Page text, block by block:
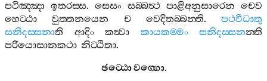
පටිඤ‍්ඤා ඉතරස‍්ස. සෙසං සබ‍්බත්‍ථ පාළිඅනුසාරෙන චෙව
හෙට‍්ඨා
වුත‍්තනයෙන ච වෙදිතබ‍්බන‍්ති. පථවීධාතු
සනිදස‍්සනාති ආදිං කත්‍වා කායකම‍්මං සනිදස‍්සනන‍්ති
පරියොසානකථා නිට‍්ඨිතා.
ඡට‍්ඨොවග‍්ගො.